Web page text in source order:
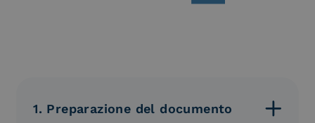
1. Preparazione del documento